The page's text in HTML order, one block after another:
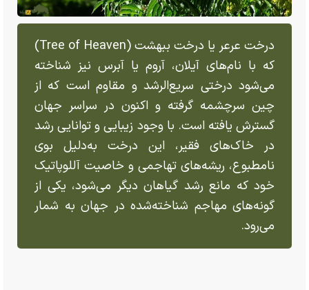
درخت عرعر یا درخت ببهشت (Tree of Heaven)
که با نام‌های آیلان، آروم یا آبرس نیز شناخته
می‌شود درختی سریع‌الرشد و مقاوم است که از
چین سرچشمه گرفته و اکنون در سراسر جهان
گسترش یافته است. با وجود زیبایی و توانایی رشد
در خاک‌های فقیر، این درخت به‌دلیل بوی
نامطبوع، ریشه‌های تهاجمی و خاصیت آللوپاتیک
خود که مانع رشد گیاهان دیگر می‌شود، یکی از
گونه‌های مهاجم شناخته‌شده در جهان به شمار
می‌رود.